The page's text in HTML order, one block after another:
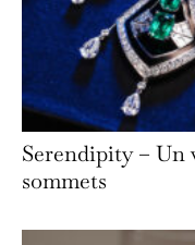
Serendipity – Un
sommets